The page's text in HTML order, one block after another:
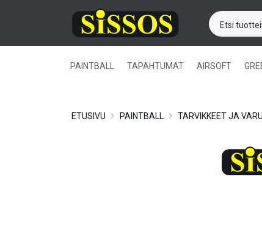
PAINTBALL TAPAHTUMAT AIRSOFT
ETUSIVU PAINTBALL TARVIKKEET JA